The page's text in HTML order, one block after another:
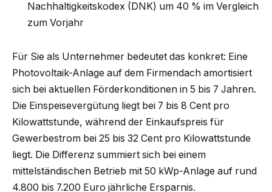
Nachhaltigkeitskodex (DNK) um 40 % im Vergleich
zum Vorjahr
Für Sie als Unternehmer bedeutet das konkret: Eine
Photovoltaik-Anlage auf dem Firmendach amortisiert
sich bei aktuellen Förderkonditionen in 5 bis 7 Jahren.
Die Einspeisevergütung liegt bei 7 bis 8 Cent pro
Kilowattstunde, während der Einkaufspreis für
Gewerbestrom bei 25 bis 32 Cent pro Kilowattstunde
liegt. Die Differenz summiert sich bei einem
mittelständischen Betrieb mit 50 kWp-Anlage auf rund
4.800 bis 7.200 Euro jährliche Ersparnis.